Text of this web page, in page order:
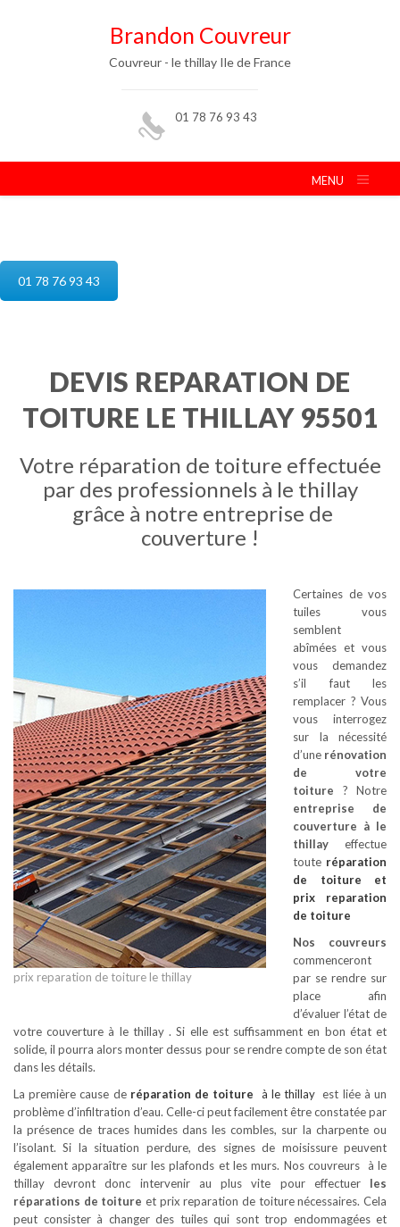
Brandon Couvreur
Couvreur - le thillay Ile de France
01 78 76 93 43
MENU
01 78 76 93 43
DEVIS REPARATION DE
TOITURE LE THILLAY 95501
Votre réparation de toiture effectuée
par des professionnels à le thillay
grâce à notre entreprise de
couverture !
prix reparation de toiture le thillay
Certaines de vos
tuiles vous
semblent
abîmées et vous
vous demandez
s’il faut les
remplacer ? Vous
vous interrogez
sur la nécessité
d’une rénovation
de votre
toiture ? Notre
entreprise de
couverture à le
thillay effectue
toute réparation
de toiture et
prix reparation
de toiture
Nos couvreurs
commenceront
par se rendre sur
place afin
d’évaluer l’état de
votre couverture à le thillay . Si elle est suffisamment en bon état et
solide, il pourra alors monter dessus pour se rendre compte de son état
dans les détails.
La première cause deréparation de toiture à le thillayest liée à un
problème d’infiltration d’eau. Celle-ci peut facilement être constatée par
la présence de traces humides dans les combles, sur la charpente ou
l’isolant. Si la situation perdure, des signes de moisissure peuvent
également apparaître sur les plafonds et les murs. Nos couvreurs à le
thillay devront donc intervenir au plus vite pour effectuer les
réparations de toiture et prix reparation de toiture nécessaires. Cela
peut consister à changer des tuiles qui sont trop endommagées et